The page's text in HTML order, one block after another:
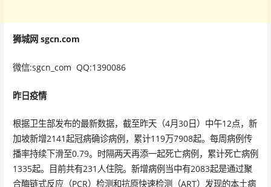
狮城网 sgcn.com
微信:sgcn_com QQ:1390086
昨日疫情
根据卫生部发布的最新数据，截至昨天（4月30日）中午12点，新
加坡新增2141起冠病确诊病例，累计119万7908起。每周病例传
播率持续下滑至0.79。时隔两天再添一起死亡病例，累计死亡病例
1335起。目前共有231人住院。新增病例当中有2083起是通过聚
合酶链式反应（PCR）检测和抗原快速检测（ART）发现的本土病